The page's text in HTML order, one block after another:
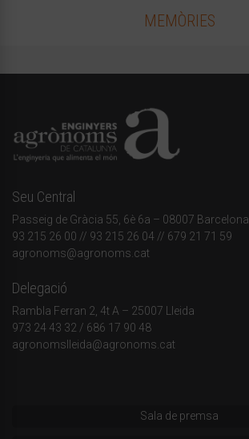
MEMÒRIES
Seu Central
Passeig de Gràcia 55, 6è 6a – 08007 Barcelona
93 215 26 00 // 93 215 26 04 // 679 21 71 59
agronoms@agronoms.cat
Delegació
Rambla Ferran 2, 4t A – 25007 Lleida
973 24 43 32 / 686 17 90 48
agronomslleida@agronoms.cat
Sala de premsa